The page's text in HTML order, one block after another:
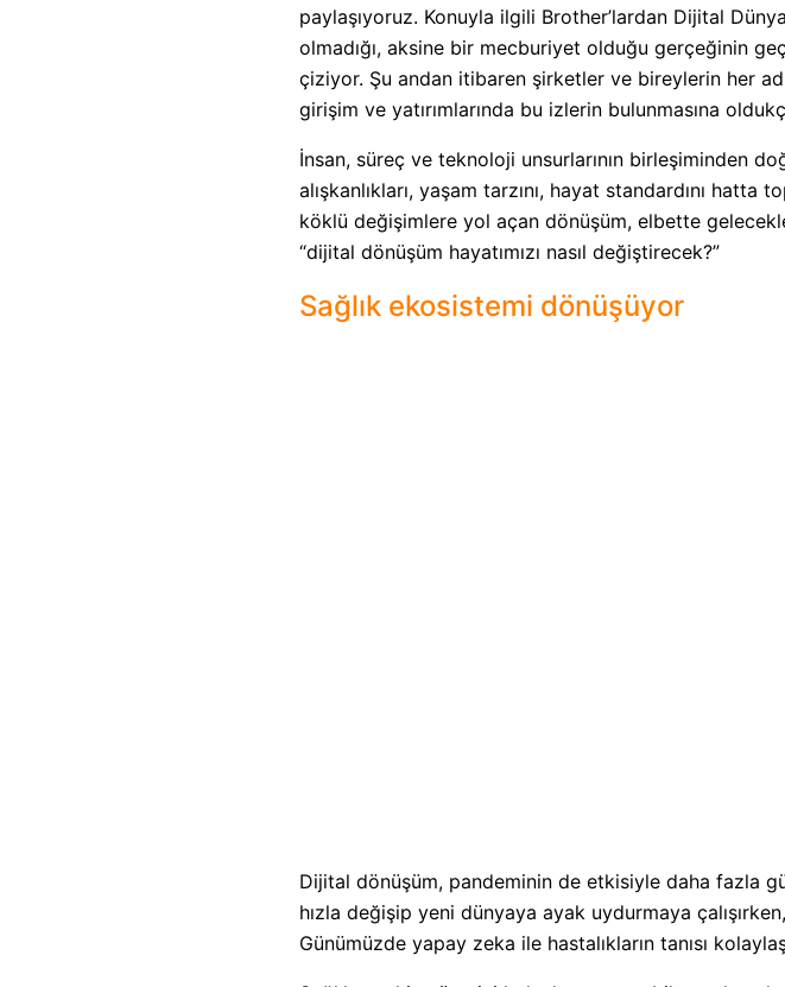
paylaşıyoruz. Konuyla ilgili Brother’lardan Dijital
olmadığı, aksine bir mecburiyet olduğu gerçeğinin
çiziyor. Şu andan itibaren şirketler ve bireylerin her
girişim ve yatırımlarında bu izlerin bulunmasına
İnsan, süreç ve teknoloji unsurlarının birleşiminden
alışkanlıkları, yaşam tarzını, hayat standardını hatta
köklü değişimlere yol açan dönüşüm, elbette
“dijital dönüşüm hayatımızı nasıl değiştirecek?”
Sağlık ekosistemi dönüşüyor
Dijital dönüşüm, pandeminin de etkisiyle daha fazla
hızla değişip yeni dünyaya ayak uydurmaya
Günümüzde yapay zeka ile hastalıkların tanısı